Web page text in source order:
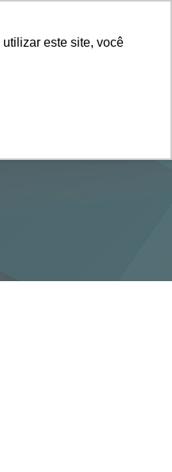
este site, você